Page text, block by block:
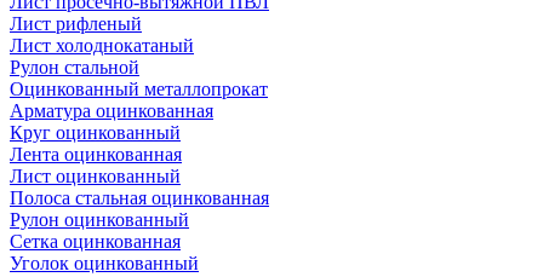
Лист рифленый
Лист холоднокатаный
Рулон стальной
Оцинкованный металлопрокат
Арматура оцинкованная
Круг оцинкованный
Лента оцинкованная
Лист оцинкованный
Полоса стальная оцинкованная
Рулон оцинкованный
Сетка оцинкованная
Уголок оцинкованный